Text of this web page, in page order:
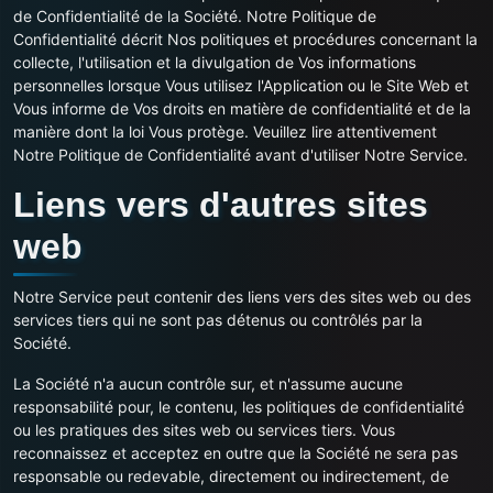
de Confidentialité de la Société. Notre Politique de
Confidentialité décrit Nos politiques et procédures concernant la
collecte, l'utilisation et la divulgation de Vos informations
personnelles lorsque Vous utilisez l'Application ou le Site Web et
Vous informe de Vos droits en matière de confidentialité et de la
manière dont la loi Vous protège. Veuillez lire attentivement
Notre Politique de Confidentialité avant d'utiliser Notre Service.
Liens vers d'autres sites
web
Notre Service peut contenir des liens vers des sites web ou des
services tiers qui ne sont pas détenus ou contrôlés par la
Société.
La Société n'a aucun contrôle sur, et n'assume aucune
responsabilité pour, le contenu, les politiques de confidentialité
ou les pratiques des sites web ou services tiers. Vous
reconnaissez et acceptez en outre que la Société ne sera pas
responsable ou redevable, directement ou indirectement, de